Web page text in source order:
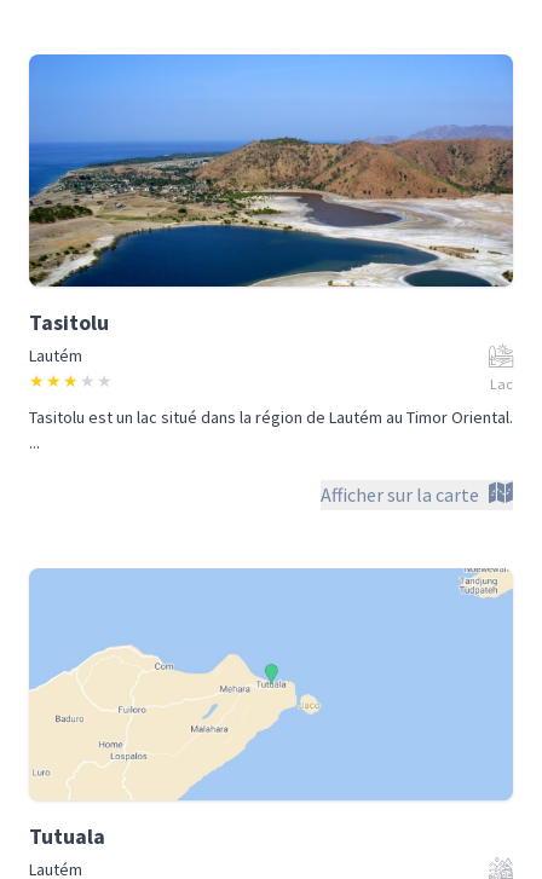
Tasitolu
Lautém
★★★ ★ ★ Lac
Tasitolu est un lac situé dans la région de Lautém au Timor Oriental.
...
Afficher sur la carte
Tutuala
Lautém